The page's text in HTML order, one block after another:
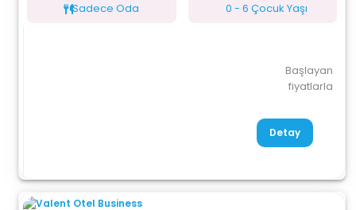
Sadece Oda 0 - 6 Çocuk Yaşı
Başlayan
fiyatlarla
Detay